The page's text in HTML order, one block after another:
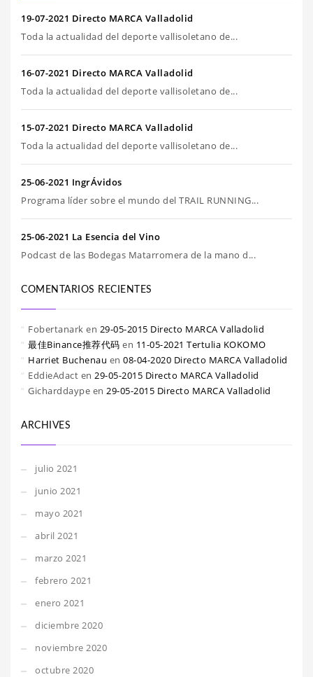
19-07-2021 Directo MARCA Valladolid
Toda la actualidad del deporte vallisoletano de...
16-07-2021 Directo MARCA Valladolid
Toda la actualidad del deporte vallisoletano de...
15-07-2021 Directo MARCA Valladolid
Toda la actualidad del deporte vallisoletano de...
25-06-2021 IngrÁvidos
Programa líder sobre el mundo del TRAIL RUNNING...
25-06-2021 La Esencia del Vino
Podcast de las Bodegas Matarromera de la mano d...
COMENTARIOS RECIENTES
Fobertanark en 29-05-2015 Directo MARCA Valladolid
最佳Binance推荐代码 en 11-05-2021 Tertulia KOKOMO
Harriet Buchenau en 08-04-2020 Directo MARCA Valladolid
EddieAdact en 29-05-2015 Directo MARCA Valladolid
Gicharddaype en 29-05-2015 Directo MARCA Valladolid
ARCHIVES
julio 2021
junio 2021
mayo 2021
abril 2021
marzo 2021
febrero 2021
enero 2021
diciembre 2020
noviembre 2020
octubre 2020